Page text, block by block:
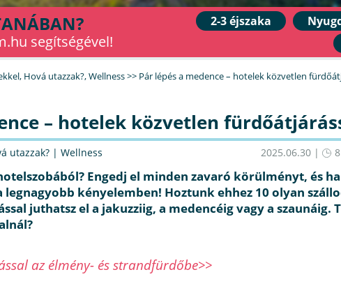
segítségével!
2-3 éjszaka
, Hová utazzak?,Wellness>> Pár lépés a medence – hotelek közvetlen
– hotelek közvetlen
utazzak? | Wellness 2025.06.30 |
Engedj el minden zavaró körülményt, és ha
legnagyobb kényelemben! Hoztunk ehhez 10 olyan
juthatsz el a jakuzziig, a medencéig vagy a szaunáig.
az élmény- és strandfürdőbe>>